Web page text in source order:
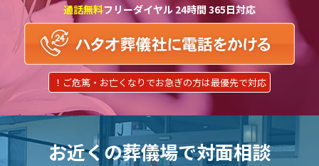
通話無料フリーダイヤル 24時間 365日対応
！ご危篤・お亡くなりでお急ぎの方は最優先で対応
お近くの葬儀場で対面相談